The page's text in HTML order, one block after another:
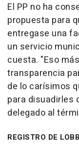
El PP no ha
propuesta para
entregase una
un servicio
cuesta. "Eso
transparencia
de lo carísimos
para disuadirles
delegado al
REGISTRO DE